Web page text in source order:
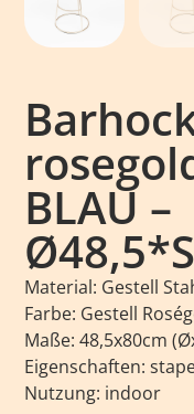
BLAU –
Material: Gestell
Farbe: Gestell
Maße: 48,5x80cm
Eigenschaften:
Nutzung: indoor